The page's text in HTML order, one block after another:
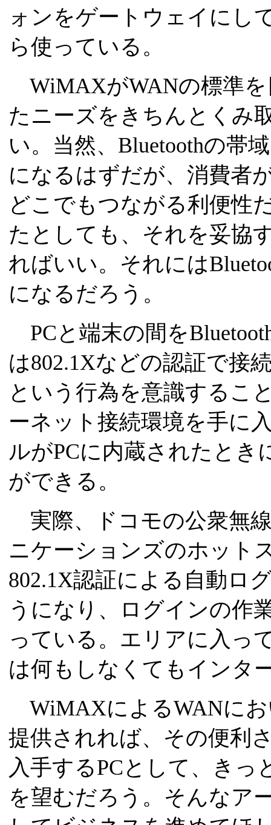
ォンをゲートウェイにし
ら使っている。
WiMAXがWANの標準
たニーズをきちんとくみ
い。当然、Bluetoothの帯
になるはずだが、消費者
どこでもつながる利便性
たとしても、それを妥協
ればいい。それには
になるだろう。
PCと端末の間を
は802.1Xなどの認証で接
という行為を意識するこ
ーネット接続環境を手に
ルがPCに内蔵されたとき
ができる。
実際、ドコモの公衆無
ニケーションズのホット
802.1X認証による自動ロ
うになり、ログインの作
っている。エリアに入っ
は何もしなくてもインタ
WiMAXによるWANに
提供されれば、その便利
入手するPCとして、き
を望むだろう。そんなア